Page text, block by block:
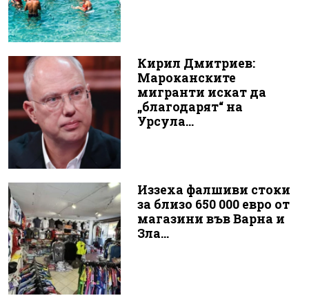
Кирил Дмитриев:
Мароканските
мигранти искат да
„благодарят“ на
Урсула...
Иззеха фалшиви стоки
за близо 650 000 евро от
магазини във Варна и
Зла...